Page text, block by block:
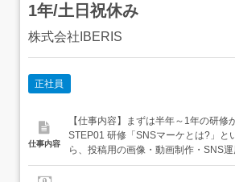
1年/土日祝休み
株式会社IBERIS
正社員
仕事内容
【仕事内容】まずは半年～1年の研修
STEP01 研修「SNSマーケとは?」と
ら、投稿用の画像・動画制作・SNS
未経験の方でも分かりやすくご説明